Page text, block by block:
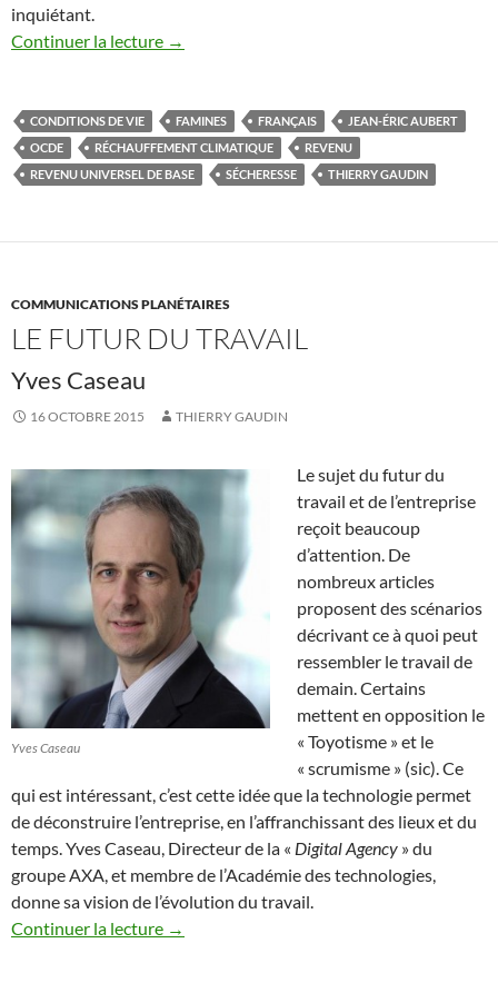
inquiétant.
Continuer la lecture →
CONDITIONS DE VIE FAMINES FRANÇAIS
JEAN-ÉRIC AUBERT
OCDE
RÉCHAUFFEMENT CLIMATIQUE
REVENU
REVENU UNIVERSEL DE BASE
SÉCHERESSE THIERRY GAUDIN
COMMUNICATIONS PLANÉTAIRES
LE FUTUR DU TRAVAIL
Yves Caseau
16 OCTOBRE 2015 THIERRY GAUDIN
Yves Caseau
Le sujet du futur du
travail et de l’entreprise
reçoit beaucoup
d’attention. De
nombreux articles
proposent des scénarios
décrivant ce à quoi peut
ressembler le travail de
demain. Certains
mettent en opposition le
« Toyotisme » et le
« scrumisme » (sic). Ce
qui est intéressant, c’est cette idée que la technologie permet
de déconstruire l’entreprise, en l’affranchissant des lieux et du
temps. Yves Caseau, Directeur de la « Digital Agency » du
groupe AXA, et membre de l’Académie des technologies,
donne sa vision de l’évolution du travail.
Continuer la lecture →